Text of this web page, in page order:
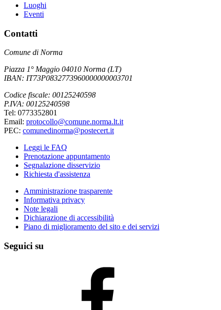
Luoghi
Eventi
Contatti
Comune di Norma
Piazza 1° Maggio 04010 Norma (LT)
IBAN: IT73P0832773960000000003701
Codice fiscale: 00125240598
P.IVA: 00125240598
Tel: 0773352801
Email: protocollo@comune.norma.lt.it
PEC: comunedinorma@postecert.it
Leggi le FAQ
Prenotazione appuntamento
Segnalazione disservizio
Richiesta d'assistenza
Amministrazione trasparente
Informativa privacy
Note legali
Dichiarazione di accessibilità
Piano di miglioramento del sito e dei servizi
Seguici su